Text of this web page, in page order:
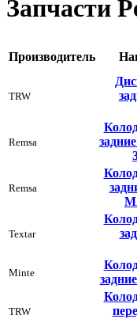
Запчасти
Производитель
TRW
Remsa
Remsa
Textar
Minte
TRW